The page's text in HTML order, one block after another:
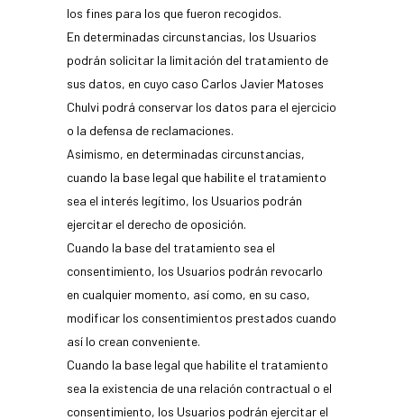
los fines para los que fueron recogidos.
En determinadas circunstancias, los Usuarios
podrán solicitar la limitación del tratamiento de
sus datos, en cuyo caso Carlos Javier Matoses
Chulvi podrá conservar los datos para el ejercicio
o la defensa de reclamaciones.
Asimismo, en determinadas circunstancias,
cuando la base legal que habilite el tratamiento
sea el interés legítimo, los Usuarios podrán
ejercitar el derecho de oposición.
Cuando la base del tratamiento sea el
consentimiento, los Usuarios podrán revocarlo
en cualquier momento, así como, en su caso,
modificar los consentimientos prestados cuando
así lo crean conveniente.
Cuando la base legal que habilite el tratamiento
sea la existencia de una relación contractual o el
consentimiento, los Usuarios podrán ejercitar el